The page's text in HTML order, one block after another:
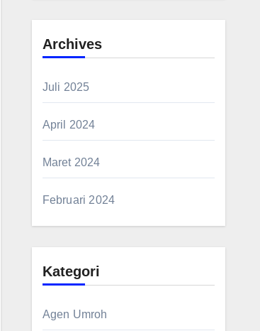
Archives
Juli 2025
April 2024
Maret 2024
Februari 2024
Kategori
Agen Umroh